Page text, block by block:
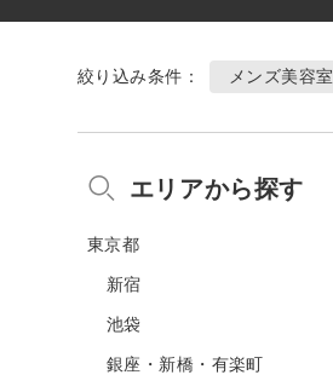
絞り込み条件： メンズ美容室
エリアから探す
東京都
新宿
池袋
銀座・新橋・有楽町